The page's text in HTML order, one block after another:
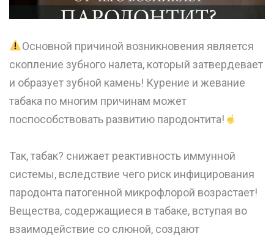
Основной причиной возникновения является
скопление зубного налета, который затвердевает
и образует зубной камень! Курение и жевание
табака по многим причинам может
поспособствовать развитию пародонтита!
Так, табак? снижает реактивность иммунной
системы, вследствие чего риск инфицирования
пародонта патогенной микрофлорой возрастает!
Вещества, содержащиеся в табаке, вступая во
взаимодействие со слюной, создают